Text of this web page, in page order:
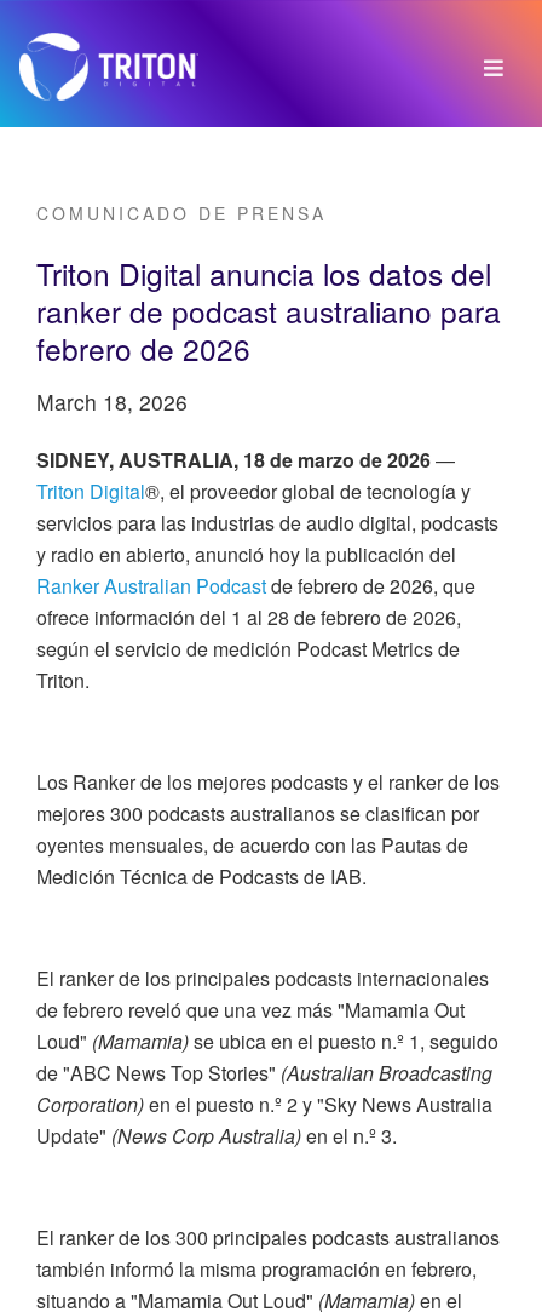
COMUNICADO DE PRENSA
Triton Digital anuncia los datos del
ranker de podcast australiano para
febrero de 2026
March 18, 2026
SIDNEY, AUSTRALIA, 18 de marzo de 2026—
Triton Digital®, el proveedor global de tecnología y
servicios para las industrias de audio digital, podcasts
y radio en abierto, anunció hoy la publicación del
Ranker Australian Podcastde febrero de 2026, que
ofrece información del 1 al 28 de febrero de 2026,
según el servicio de medición Podcast Metrics de
Triton.
Los Ranker de los mejores podcasts y el ranker de los
mejores 300 podcasts australianos se clasifican por
oyentes mensuales, de acuerdo con las Pautas de
Medición Técnica de Podcasts de IAB.
El ranker de los principales podcasts internacionales
de febrero reveló que una vez más "Mamamia Out
Loud" (Mamamia)se ubica en el puesto n.º 1, seguido
de "ABC News Top Stories" (Australian Broadcasting
Corporation)en el puesto n.º 2 y "Sky News Australia
Update" (News Corp Australia)en el n.º 3.
El ranker de los 300 principales podcasts australianos
también informó la misma programación en febrero,
situando a "Mamamia Out Loud" (Mamamia)en el